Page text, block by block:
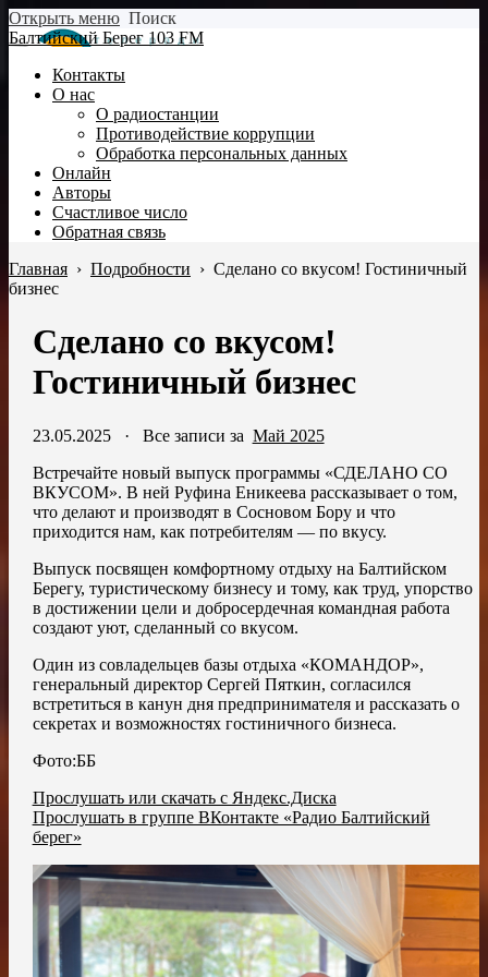
Открыть меню Поиск
Балтийский Берег 103 FM
Контакты
О нас
О радиостанции
Противодействие коррупции
Обработка персональных данных
Онлайн
Авторы
Счастливое число
Обратная связь
Главная › Подробности › Сделано со вкусом! Гостиничный
бизнес
Сделано со вкусом!
Гостиничный бизнес
23.05.2025· Все записи за Май 2025
Встречайте новый выпуск программы «СДЕЛАНО СО
ВКУСОМ». В ней Руфина Еникеева рассказывает о том,
что делают и производят в Сосновом Бору и что
приходится нам, как потребителям — по вкусу.
Выпуск посвящен комфортному отдыху на Балтийском
Берегу, туристическому бизнесу и тому, как труд, упорство
в достижении цели и добросердечная командная работа
создают уют, сделанный со вкусом.
Один из совладельцев базы отдыха «КОМАНДОР»,
генеральный директор Сергей Пяткин, согласился
встретиться в канун дня предпринимателя и рассказать о
секретах и возможностях гостиничного бизнеса.
Фото:ББ
Прослушать или скачать с Яндекс.Диска
Прослушать в группе ВКонтакте «Радио Балтийский
берег»